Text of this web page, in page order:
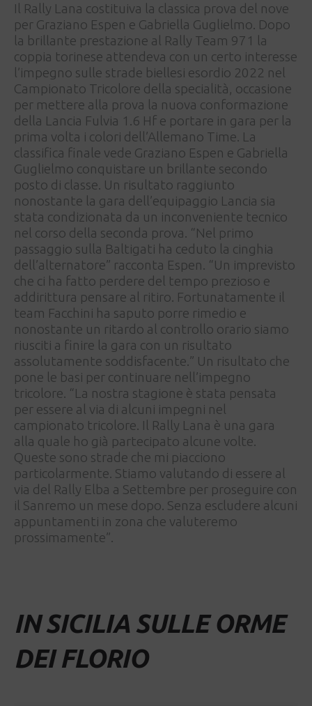
Il Rally Lana costituiva la classica prova del nove
per Graziano Espen e Gabriella Guglielmo. Dopo
la brillante prestazione al Rally Team 971 la
coppia torinese attendeva con un certo interesse
l’impegno sulle strade biellesi esordio 2022 nel
Campionato Tricolore della specialità, occasione
per mettere alla prova la nuova conformazione
della Lancia Fulvia 1.6 Hf e portare in gara per la
prima volta i colori dell’Allemano Time. La
classifica finale vede Graziano Espen e Gabriella
Guglielmo conquistare un brillante secondo
posto di classe. Un risultato raggiunto
nonostante la gara dell’equipaggio Lancia sia
stata condizionata da un inconveniente tecnico
nel corso della seconda prova. “Nel primo
passaggio sulla Baltigati ha ceduto la cinghia
dell’alternatore” racconta Espen. “Un imprevisto
che ci ha fatto perdere del tempo prezioso e
addirittura pensare al ritiro. Fortunatamente il
team Facchini ha saputo porre rimedio e
nonostante un ritardo al controllo orario siamo
riusciti a finire la gara con un risultato
assolutamente soddisfacente.” Un risultato che
pone le basi per continuare nell’impegno
tricolore. “La nostra stagione è stata pensata
per essere al via di alcuni impegni nel
campionato tricolore. Il Rally Lana è una gara
alla quale ho già partecipato alcune volte.
Queste sono strade che mi piacciono
particolarmente. Stiamo valutando di essere al
via del Rally Elba a Settembre per proseguire con
il Sanremo un mese dopo. Senza escludere alcuni
appuntamenti in zona che valuteremo
prossimamente”.
IN SICILIA SULLE ORME
DEI FLORIO